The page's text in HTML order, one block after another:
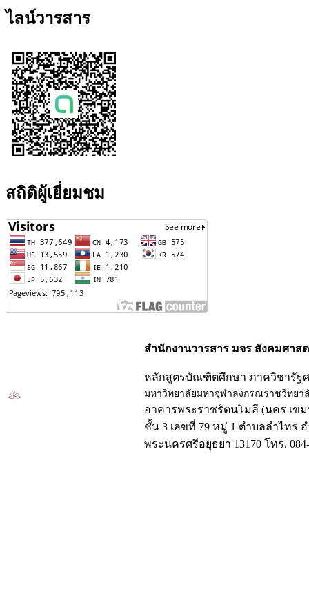
ไลน์วารสาร
สถิติผู้เยี่ยมชม
สำนักงานวารสาร มจร สังคมศาส
หลักสูตรบัณฑิตศึกษา ภาควิชารัฐ
มหาวิทยาลัยมหาจุฬาลงกรณราชวิทยา
อาคารพระราชรัตนโมลี (นคร เข
ชั้น 3 เลขที่ 79 หมู่ 1 ตำบลลำไทร
พระนครศรีอยุธยา 13170 โทร. 084-